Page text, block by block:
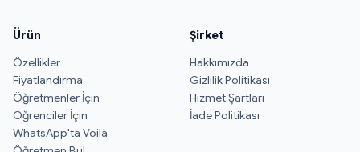
Ürün
Özellikler
Fiyatlandırma
Öğretmenler İçin
Öğrenciler İçin
WhatsApp'ta Voilà
Şirket
Hakkımızda
Gizlilik Politikası
Hizmet Şartları
İade Politikası